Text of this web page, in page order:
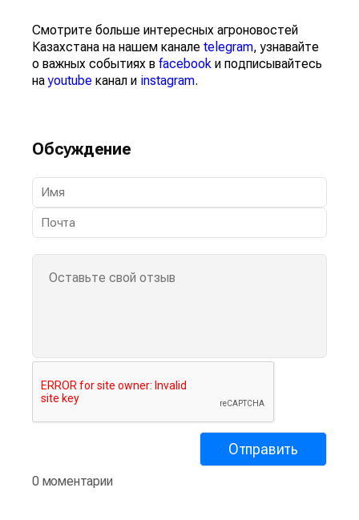
Смотрите больше интересных агроновостей
Казахстана на нашем канале telegram, узнавайте
о важных событиях в facebook и подписывайтесь
наyoutube канал и instagram.
Обсуждение
0 моментарии